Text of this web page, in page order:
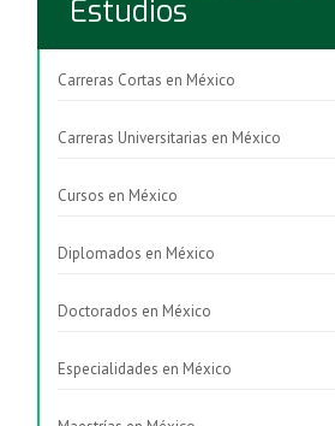
Estudios
Carreras Cortas en México
Carreras Universitarias en México
Cursos en México
Diplomados en México
Doctorados en México
Especialidades en México